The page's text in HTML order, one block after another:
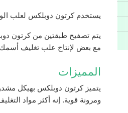
يستخدم كرتون دوبلكس لعلب
مع بعض لإنتاج علب تغليف
المميزات
يتميز كرتون دوبلكس بهيكل
ومرونة قوية. إنه أكثر مواد